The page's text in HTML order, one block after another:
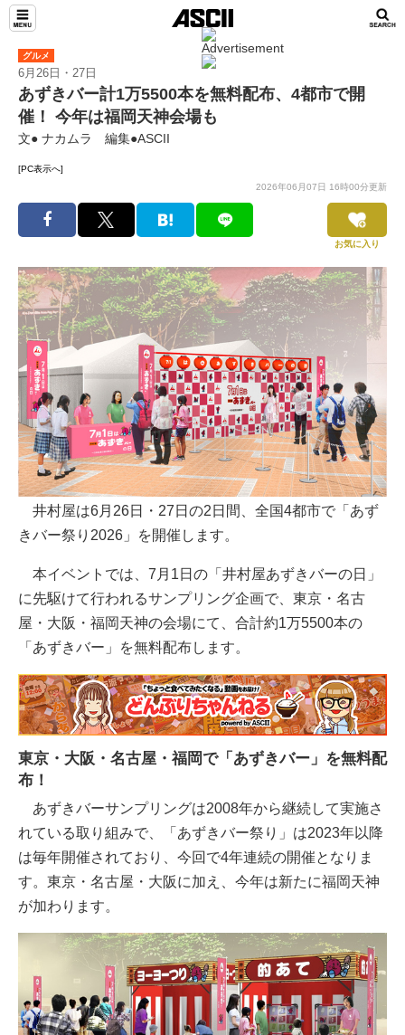
グルメ
6月26日・27日
あずきバー計1万5500本を無料配布、4都市で開
催！ 今年は福岡天神会場も
文● ナカムラ 編集●ASCII
[PC表示へ]
2026年06月07日 16時00分更新
お気に入り
井村屋は6月26日・27日の2日間、全国4都市で「あず
きバー祭り2026」を開催します。
本イベントでは、7月1日の「井村屋あずきバーの日」
に先駆けて行われるサンプリング企画で、東京・名古
屋・大阪・福岡天神の会場にて、合計約1万5500本の
「あずきバー」を無料配布します。
東京・大阪・名古屋・福岡で「あずきバー」を無料配
布！
あずきバーサンプリングは2008年から継続して実施さ
れている取り組みで、「あずきバー祭り」は2023年以降
は毎年開催されており、今回で4年連続の開催となりま
す。東京・名古屋・大阪に加え、今年は新たに福岡天神
が加わります。